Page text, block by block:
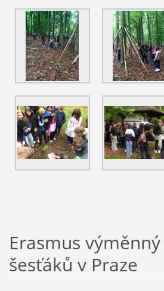
Erasmus
šesťáků v Praze